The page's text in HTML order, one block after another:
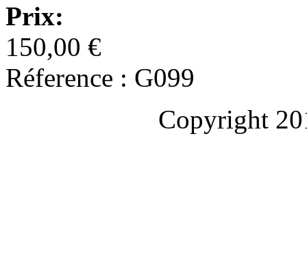
Prix:
150,00 €
Réference : G099
Copyright